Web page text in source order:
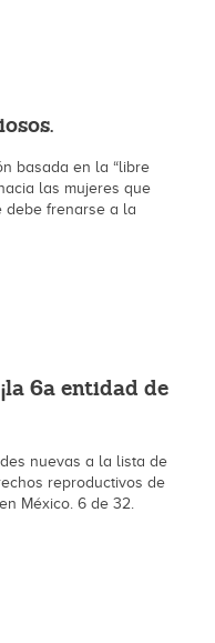
basada en la “libre
las mujeres que
debe frenarse a la
6a entidad de
nuevas a la lista de
reproductivos de
México. 6 de 32.